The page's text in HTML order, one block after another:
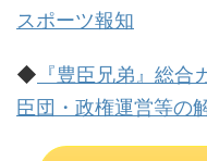
スポーツ報知
◆ 『豊臣兄弟』総
臣団・政権運営等の